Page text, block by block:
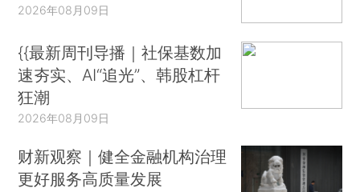
2026年08月09日
{{最新周刊导播｜社保基数加
速夯实、AI“追光”、韩股杠杆
狂潮
2026年08月09日
财新观察｜健全金融机构治理
更好服务高质量发展